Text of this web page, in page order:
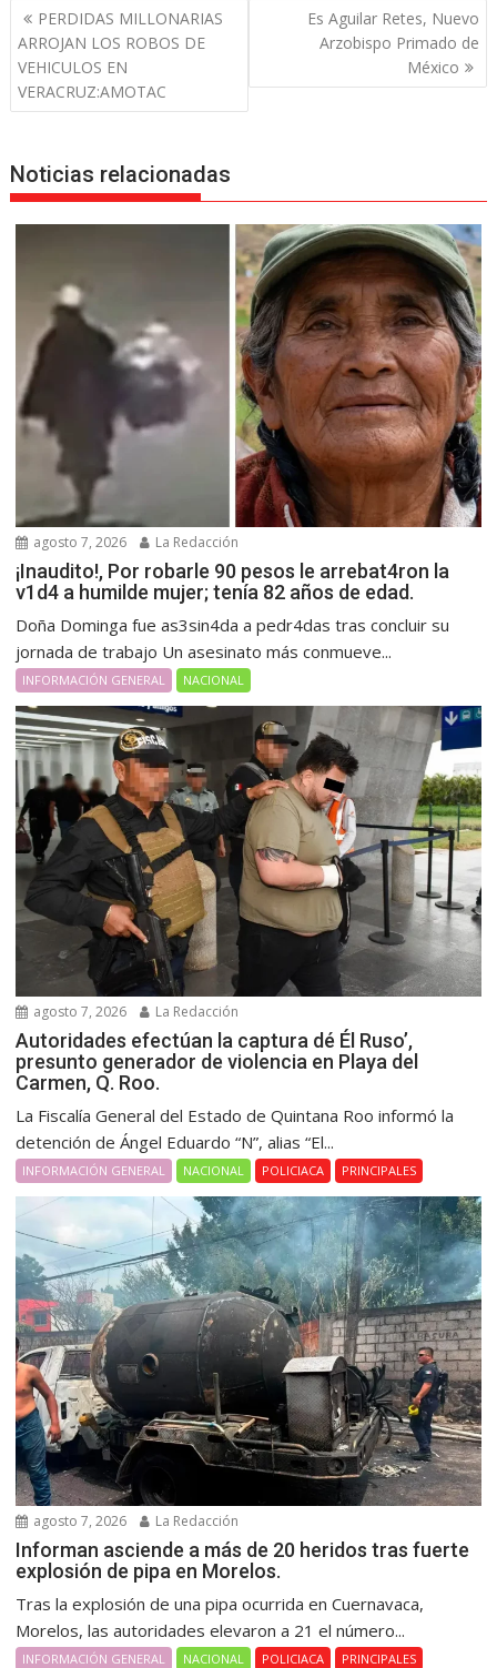
Navegación
de
entradas
PERDIDAS MILLONARIAS
ARROJAN LOS ROBOS DE
VEHICULOS EN
VERACRUZ:AMOTAC
Es Aguilar Retes, Nuevo
Arzobispo Primado de
México
Noticias relacionadas
agosto 7, 2026 La Redacción
¡Inaudito!, Por robarle 90 pesos le arrebat4ron la
v1d4 a humilde mujer; tenía 82 años de edad.
Doña Dominga fue as3sin4da a pedr4das tras concluir su
jornada de trabajo Un asesinato más conmueve...
INFORMACIÓN GENERAL NACIONAL
agosto 7, 2026 La Redacción
Autoridades efectúan la captura dé Él Ruso’,
presunto generador de violencia en Playa del
Carmen, Q. Roo.
La Fiscalía General del Estado de Quintana Roo informó la
detención de Ángel Eduardo “N”, alias “El...
INFORMACIÓN GENERAL NACIONAL POLICIACA PRINCIPALES
agosto 7, 2026 La Redacción
Informan asciende a más de 20 heridos tras fuerte
explosión de pipa en Morelos.
Tras la explosión de una pipa ocurrida en Cuernavaca,
Morelos, las autoridades elevaron a 21 el número...
INFORMACIÓN GENERAL NACIONAL POLICIACA PRINCIPALES